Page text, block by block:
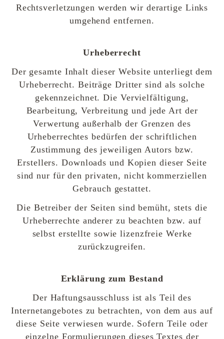
Rechtsverletzungen werden wir derartige Links
umgehend entfernen.
Urheberrecht
Der gesamte Inhalt dieser Website unterliegt dem
Urheberrecht. Beiträge Dritter sind als solche
gekennzeichnet. Die Vervielfältigung,
Bearbeitung, Verbreitung und jede Art der
Verwertung außerhalb der Grenzen des
Urheberrechtes bedürfen der schriftlichen
Zustimmung des jeweiligen Autors bzw.
Erstellers. Downloads und Kopien dieser Seite
sind nur für den privaten, nicht kommerziellen
Gebrauch gestattet.
Die Betreiber der Seiten sind bemüht, stets die
Urheberrechte anderer zu beachten bzw. auf
selbst erstellte sowie lizenzfreie Werke
zurückzugreifen.
Erklärung zum Bestand
Der Haftungsausschluss ist als Teil des
Internetangebotes zu betrachten, von dem aus auf
diese Seite verwiesen wurde. Sofern Teile oder
einzelne Formulierungen dieses Textes der